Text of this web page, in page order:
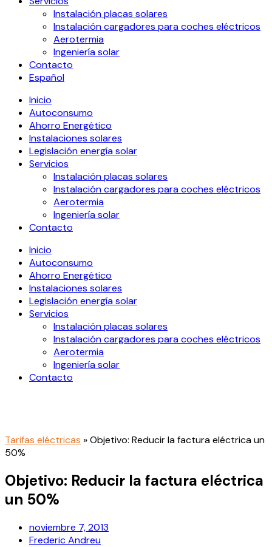
Instalación placas solares
Instalación cargadores para coches eléctricos
Aerotermia
Ingeniería solar
Contacto
Español
Inicio
Autoconsumo
Ahorro Energético
Instalaciones solares
Legislación energía solar
Servicios
Instalación placas solares
Instalación cargadores para coches eléctricos
Aerotermia
Ingeniería solar
Contacto
Inicio
Autoconsumo
Ahorro Energético
Instalaciones solares
Legislación energía solar
Servicios
Instalación placas solares
Instalación cargadores para coches eléctricos
Aerotermia
Ingeniería solar
Contacto
Tarifas eléctricas »Objetivo: Reducir la factura eléctrica un
50%
Objetivo: Reducir la factura eléctrica
un 50%
noviembre 7, 2013
Frederic Andreu